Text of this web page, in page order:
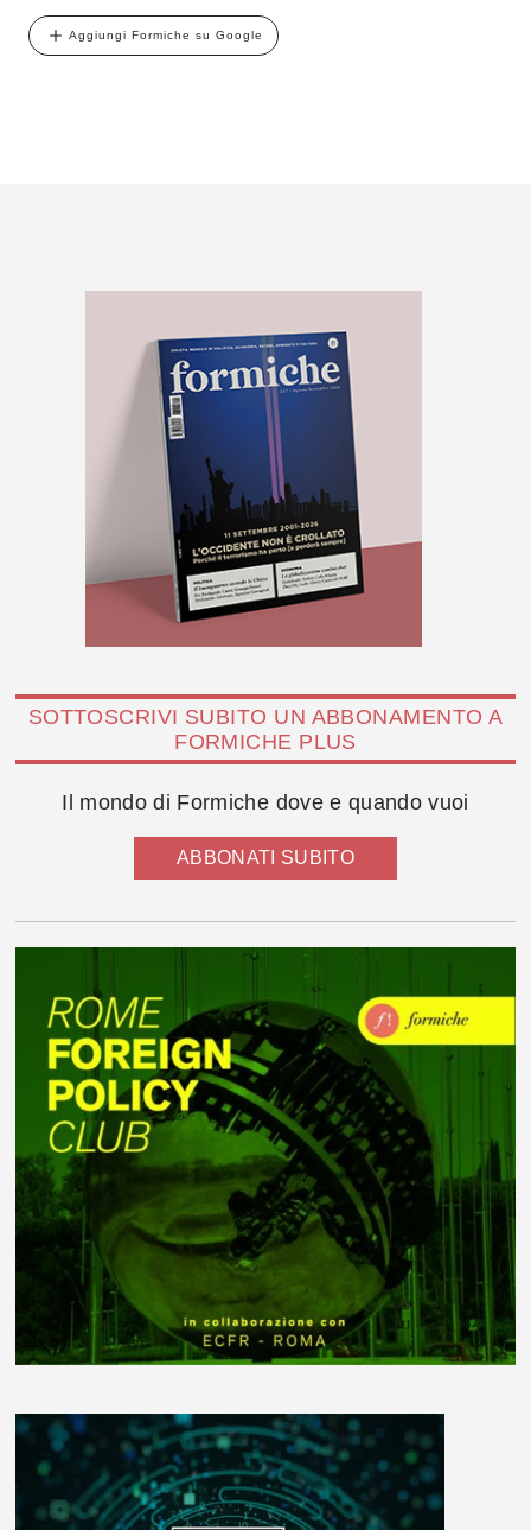
Aggiungi Formiche su Google
SOTTOSCRIVI SUBITO UN ABBONAMENTO A
FORMICHE PLUS
Il mondo di Formiche dove e quando vuoi
ABBONATI SUBITO